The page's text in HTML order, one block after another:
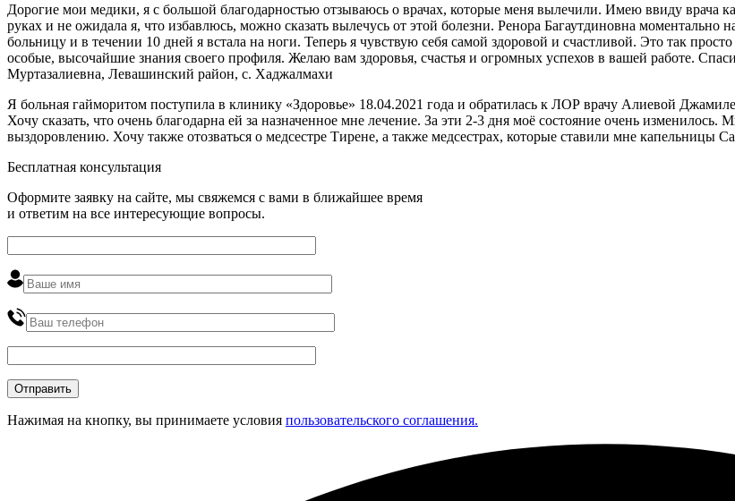
Дорогие мои медики, я с большой благодарностью отзываюсь о врачах, которые меня вылечили. Имею ввиду врача
руках и не ожидала я, что избавлюсь, можно сказать вылечусь от этой болезни. Ренора Багаутдиновна моментально
больницу и в течении 10 дней я встала на ноги. Теперь я чувствую себя самой здоровой и счастливой. Это так
особые, высочайшие знания своего профиля. Желаю вам здоровья, счастья и огромных успехов в вашей работе.
Муртазалиевна, Левашинский район, с. Хаджалмахи
Я больная гайморитом поступила в клинику «Здоровье» 18.04.2021 года и обратилась к ЛОР врачу Алиевой
Хочу сказать, что очень благодарна ей за назначенное мне лечение. За эти 2-3 дня моё состояние очень
выздоровлению. Хочу также отозваться о медсестре Тирене, а также медсестрах, которые ставили мне
Бесплатная консультация
Оформите заявку на сайте, мы свяжемся с вами в ближайшее время
и ответим на все интересующие вопросы.
Нажимая на кнопку, вы принимаете условия пользовательского соглашения.